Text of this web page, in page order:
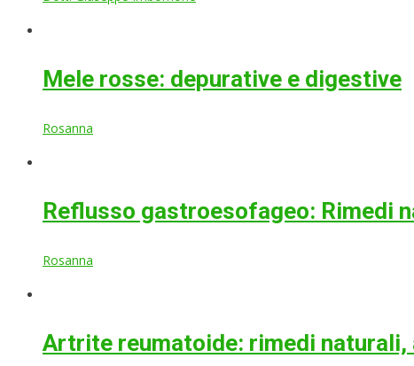
Mele rosse: depurative e digestive
Rosanna
Reflusso gastroesofageo: Rimedi
Rosanna
Artrite reumatoide: rimedi naturali,